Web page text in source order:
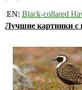
EN: Black-collared
Лучшие картинки с